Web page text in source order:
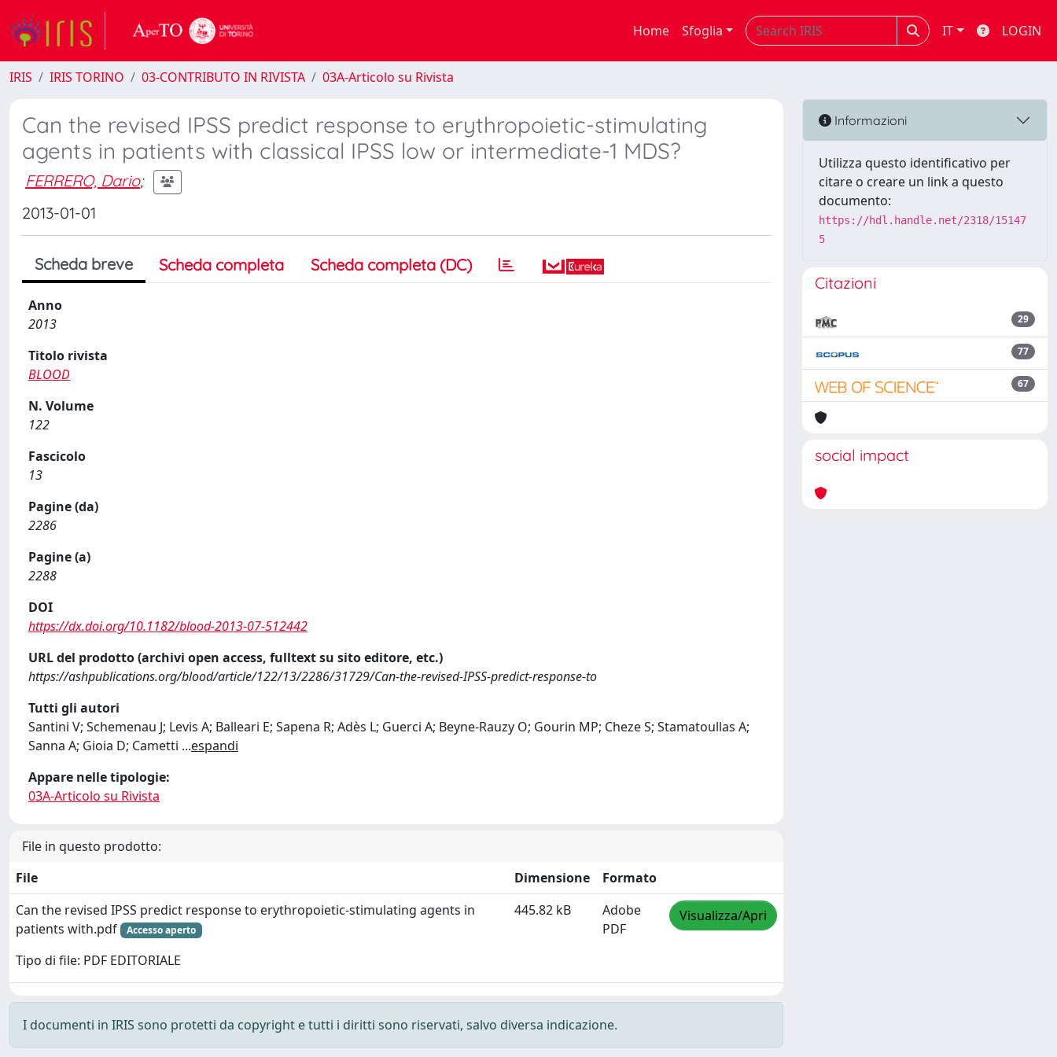
Home Sfoglia IT LOGIN
IRIS IRIS TORINO 03-CONTRIBUTO IN RIVISTA 03A-Articolo su Rivista
Can the revised IPSS predict response to erythropoietic-stimulating
agents in patients with classical IPSS low or intermediate-1 MDS?
FERRERO, Dario;
2013-01-01
Scheda breve Scheda completa Scheda completa (DC)
Anno
2013
Titolo rivista
BLOOD
N. Volume
122
Fascicolo
13
Pagine (da)
2286
Pagine (a)
2288
DOI
https://dx.doi.org/10.1182/blood-2013-07-512442
URL del prodotto (archivi open access, fulltext su sito editore, etc.)
https://ashpublications.org/blood/article/122/13/2286/31729/Can-the-revised-IPSS-predict-response-to
Tutti gli autori
Santini V; Schemenau J; Levis A; Balleari E; Sapena R; Adès L; Guerci A; Beyne-Rauzy O; Gourin MP; Cheze S; Stamatoullas A;
Sanna A; Gioia D; Cametti ...espandi
Appare nelle tipologie:
03A-Articolo su Rivista
File in questo prodotto:
File
Dimensione
Formato
Can the revised IPSS predict response to erythropoietic-stimulating agents in
patients with.pdf
Accesso aperto
Tipo di file: PDF EDITORIALE
445.82 kB
Adobe
PDF
Visualizza/Apri
I documenti in IRIS sono protetti da copyright e tutti i diritti sono riservati, salvo diversa indicazione.
Informazioni
Utilizza questo identificativo per
citare o creare un link a questo
documento:
https://hdl.handle.net/2318/15147
5
Citazioni
29
77
67
social impact